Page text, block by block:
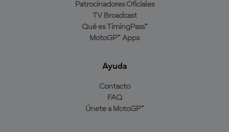
Patrocinadores Oficiales
TV Broadcast
Qué es TimingPass™
MotoGP™ Apps
Ayuda
Contacto
FAQ
Únete a MotoGP™